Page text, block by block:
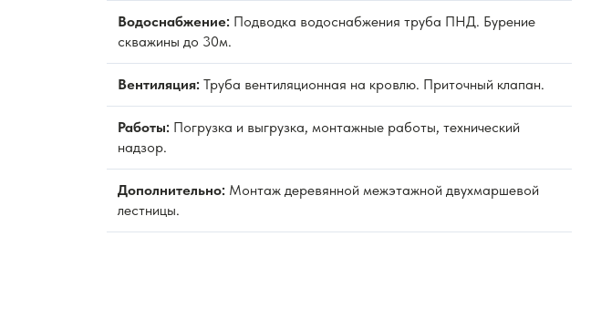
Водоснабжение: Подводка водоснабжения труба ПНД. Бурение
скважины до 30м.
Вентиляция: Труба вентиляционная на кровлю. Приточный клапан.
Работы: Погрузка и выгрузка, монтажные работы, технический
надзор.
Дополнительно: Монтаж деревянной межэтажной двухмаршевой
лестницы.